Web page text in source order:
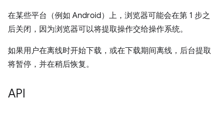
在某些平台（例如 Android）上，浏览器可能会在第 1 步之
后关闭，因为浏览器可以将提取操作交给操作系统。
如果用户在离线时开始下载，或在下载期间离线，后台提取
将暂停，并在稍后恢复。
API